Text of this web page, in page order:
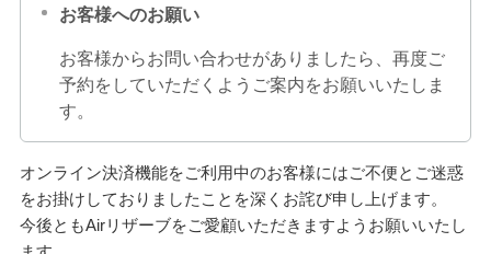
お客様へのお願い
お客様からお問い合わせがありましたら、再度ご
予約をしていただくようご案内をお願いいたしま
す。
オンライン決済機能をご利用中のお客様にはご不便とご迷惑
をお掛けしておりましたことを深くお詫び申し上げます。
今後ともAirリザーブをご愛顧いただきますようお願いいたし